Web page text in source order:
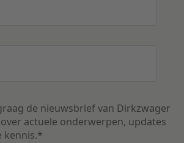
de nieuwsbrief van Dirkzwager
actuele onderwerpen, updates
kennis.*